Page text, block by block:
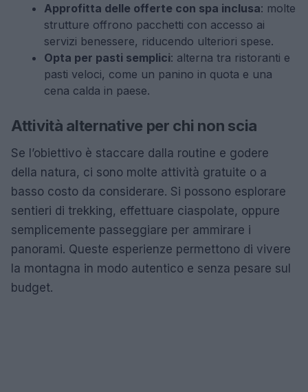
Approfitta delle offerte con spa inclusa: molte
strutture offrono pacchetti con accesso ai
servizi benessere, riducendo ulteriori spese.
Opta per pasti semplici: alterna tra ristoranti e
pasti veloci, come un panino in quota e una
cena calda in paese.
Attività alternative per chi non scia
Se l’obiettivo è staccare dalla routine e godere
della natura, ci sono molte attività gratuite o a
basso costo da considerare. Si possono esplorare
sentieri di trekking, effettuare ciaspolate, oppure
semplicemente passeggiare per ammirare i
panorami. Queste esperienze permettono di vivere
la montagna in modo autentico e senza pesare sul
budget.